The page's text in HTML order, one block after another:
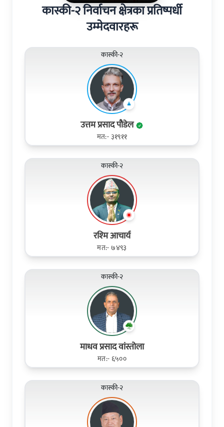
कास्की-२ निर्वाचन क्षेत्रका प्रतिष्पर्धी
उम्मेदवारहरू
कास्की-२
उत्तम प्रसाद पौडेल
मत:- ३१९११
कास्की-२
रश्‍मि आचार्य
मत:- ७४९३
कास्की-२
माधव प्रसाद वांस्तोला
मत:- ६५००
कास्की-२